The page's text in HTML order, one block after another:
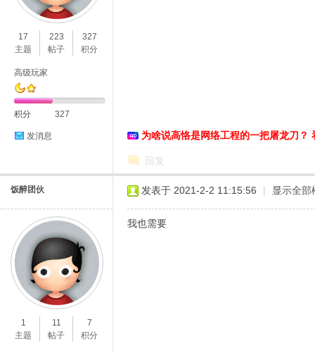
17
主题
223
帖子
327
积分
高级玩家
积分 327
发消息 为啥说高恪是网络工程的一把屠龙刀？
回复
饭醉团伙
1
主题
11
帖子
7
积分
发表于 2021-2-2 11:15:56 | 显示全部
我也需要